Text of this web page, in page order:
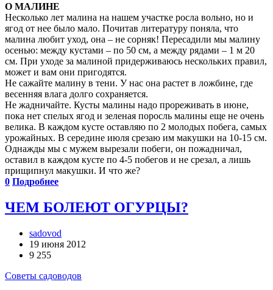
О МАЛИНЕ
Несколько лет малина на нашем участке росла вольно, но и
ягод от нее было мало. Почитав литературу поняла, что
малина любит уход, она – не сорняк! Пересадили мы малину
осенью: между кустами – по 50 см, а между рядами – 1 м 20
см. При уходе за малиной придерживаюсь нескольких правил,
может и вам они пригодятся.
Не сажайте малину в тени. У нас она растет в ложбине, где
весенняя влага долго сохраняется.
Не жадничайте. Кусты малины надо прореживать в июне,
пока нет спелых ягод и зеленая поросль малины еще не очень
велика. В каждом кусте оставляю по 2 молодых побега, самых
урожайных. В середине июля срезаю им макушки на 10-15 см.
Однажды мы с мужем вырезали побеги, он пожадничал,
оставил в каждом кусте по 4-5 побегов и не срезал, а лишь
прищипнул макушки. И что же?
0 Подробнее
ЧЕМ БОЛЕЮТ ОГУРЦЫ?
sadovod
19 июня 2012
9 255
Советы садоводов